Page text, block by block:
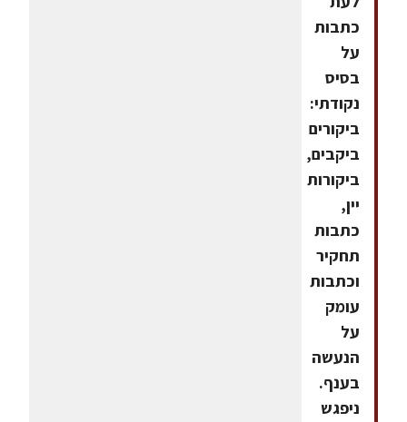
כתבות
על
בסיס
נקודתי:
ביקורים
ביקבים,
ביקורות
יין,
כתבות
תחקיר
וכתבות
עומק
על
הנעשה
בענף.
ניפגש